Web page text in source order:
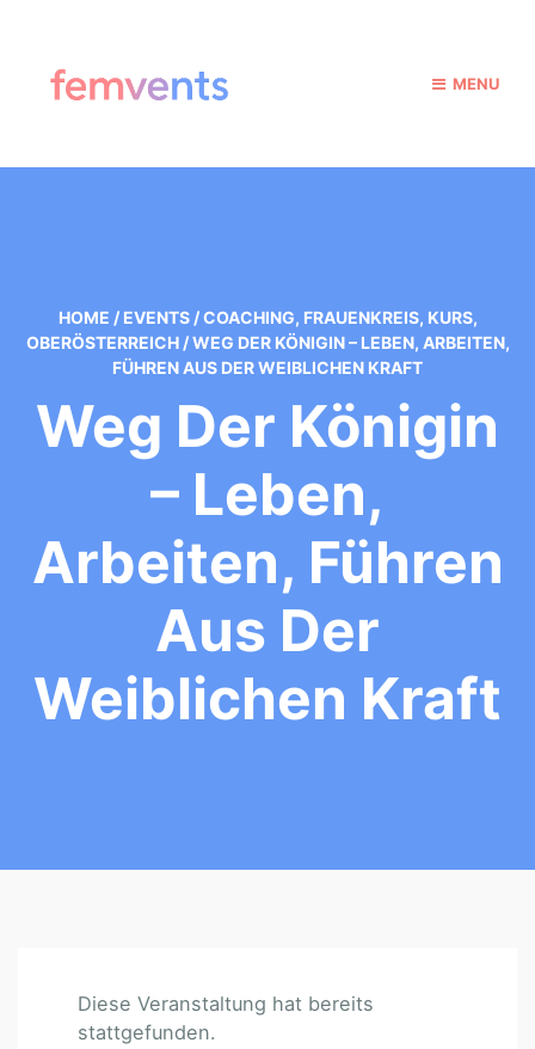
MENU
HOME / EVENTS / COACHING, FRAUENKREIS, KURS,
OBERÖSTERREICH / WEG DER KÖNIGIN – LEBEN, ARBEITEN,
FÜHREN AUS DER WEIBLICHEN KRAFT
Weg Der Königin
– Leben,
Arbeiten, Führen
Aus Der
Weiblichen Kraft
Diese Veranstaltung hat bereits
stattgefunden.